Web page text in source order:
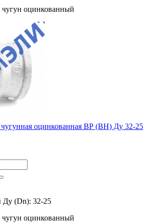
чугун оцинкованный
оцинкованная ВР (ВН) Ду 32-25
Ду (Dn): 32-25
чугун оцинкованный